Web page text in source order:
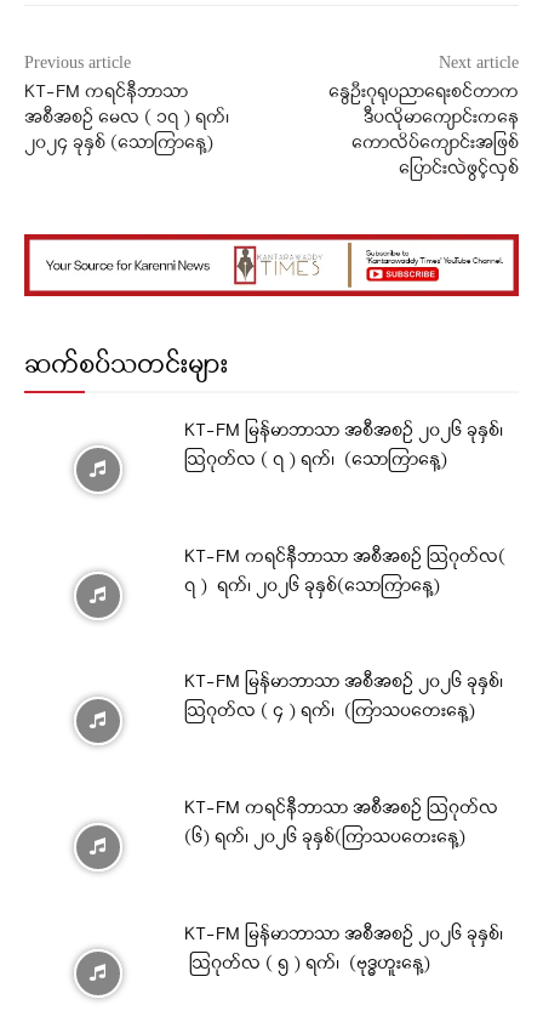
Previous article
KT-FM ကရင်နီဘာသာ
အစီအစဉ် မေလ ( ၁၇ ) ရက်၊
၂၀၂၄ ခုနှစ် (သောကြာနေ့)
Next article
နွေဦးဂုရုပညာရေးစင်တာက
ဒီပလိုမာကျောင်းကနေ
ကောလိပ်ကျောင်းအဖြစ်
ပြောင်းလဲဖွင့်လှစ်
ဆက်စပ်သတင်းများ
KT-FM မြန်မာဘာသာ အစီအစဉ် ၂၀၂၆ ခုနှစ်၊
ဩဂုတ်လ ( ၇ ) ရက်၊ (သောကြာနေ့)
KT-FM ကရင်နီဘာသာ အစီအစဉ် ဩဂုတ်လ(
၇ ) ရက်၊ ၂၀၂၆ ခုနှစ်(သောကြာနေ့)
KT-FM မြန်မာဘာသာ အစီအစဉ် ၂၀၂၆ ခုနှစ်၊
ဩဂုတ်လ ( ၄ ) ရက်၊ (ကြာသပတေးနေ့)
KT-FM ကရင်နီဘာသာ အစီအစဉ် ဩဂုတ်လ
(၆) ရက်၊ ၂၀၂၆ ခုနှစ်(ကြာသပတေးနေ့)
KT-FM မြန်မာဘာသာ အစီအစဉ် ၂၀၂၆ ခုနှစ်၊
ဩဂုတ်လ ( ၅ ) ရက်၊ (ဗုဒ္ဓဟူးနေ့)